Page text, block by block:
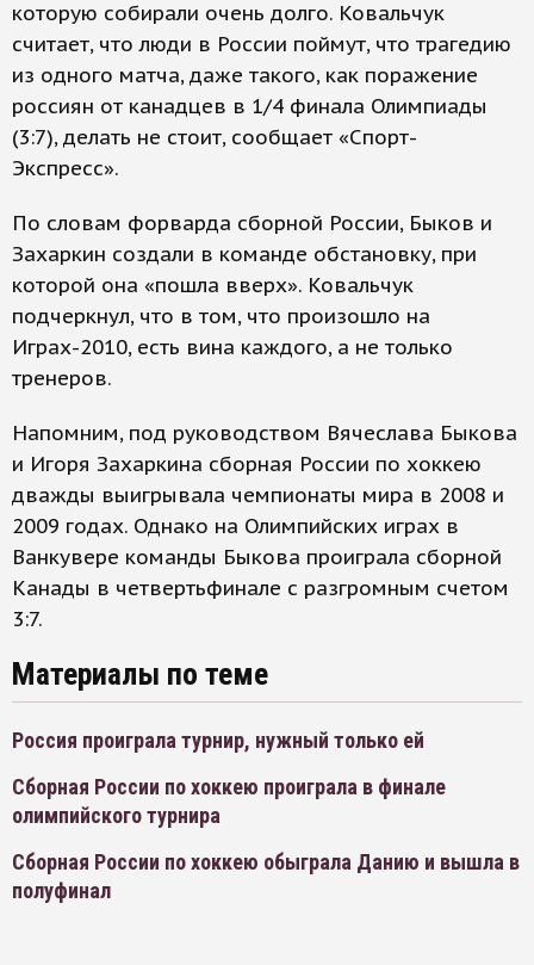
которую собирали очень долго. Ковальчук
считает, что люди в России поймут, что трагедию
из одного матча, даже такого, как поражение
россиян от канадцев в 1/4 финала Олимпиады
(3:7), делать не стоит, сообщает «Спорт-
Экспресс».
По словам форварда сборной России, Быков и
Захаркин создали в команде обстановку, при
которой она «пошла вверх». Ковальчук
подчеркнул, что в том, что произошло на
Играх-2010, есть вина каждого, а не только
тренеров.
Напомним, под руководством Вячеслава Быкова
и Игоря Захаркина сборная России по хоккею
дважды выигрывала чемпионаты мира в 2008 и
2009 годах. Однако на Олимпийских играх в
Ванкувере команды Быкова проиграла сборной
Канады в четвертьфинале с разгромным счетом
3:7.
Материалы по теме
Россия проиграла турнир, нужный только ей
Сборная России по хоккею проиграла в финале
олимпийского турнира
Сборная России по хоккею обыграла Данию и вышла в
полуфинал